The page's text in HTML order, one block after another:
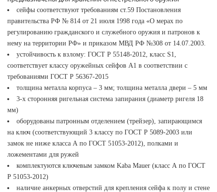
сейфы соответствуют требованиям ст.59 Постановления
правительства РФ № 814 от 21 июля 1998 года «О мерах по
регулированию гражданского и служебного оружия и патронов к
нему на территории РФ» и приказом МВД РФ №308 от 14.07.2003.
устойчивость к взлому: ГОСТ Р 55148-2012, класс S1,
соответствует классу оружейных сейфов А1 в соответствии с
требованиями ГОСТ Р 56367-2015
толщина металла корпуса – 3 мм; толщина металла двери – 5 мм
3-х сторонняя ригельная система запирания (диаметр ригеля 18
мм)
оборудованы патронным отделением (трейзер), запирающимся
на ключ (соответствующий 3 классу по ГОСТ Р 5089-2003 или
замок не ниже класса А по ГОСТ 51053-2012), полками и
ложементами для ружей
комплектуются ключевым замком Kaba Mauer (класс А по ГОСТ
Р 51053-2012)
наличие анкерных отверстий для крепления сейфа к полу и стене